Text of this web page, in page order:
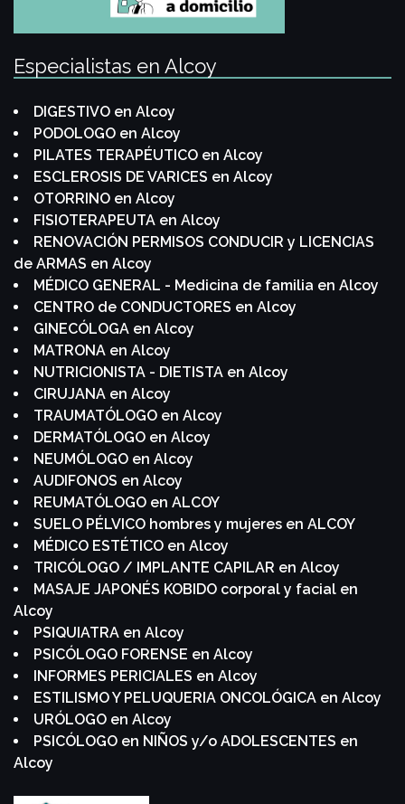
Especialistas en Alcoy
DIGESTIVO en Alcoy
PODOLOGO en Alcoy
PILATES TERAPÉUTICO en Alcoy
ESCLEROSIS DE VARICES en Alcoy
OTORRINO en Alcoy
FISIOTERAPEUTA en Alcoy
RENOVACIÓN PERMISOS CONDUCIR y LICENCIAS
de ARMAS en Alcoy
MÉDICO GENERAL - Medicina de familia en Alcoy
CENTRO de CONDUCTORES en Alcoy
GINECÓLOGA en Alcoy
MATRONA en Alcoy
NUTRICIONISTA - DIETISTA en Alcoy
CIRUJANA en Alcoy
TRAUMATÓLOGO en Alcoy
DERMATÓLOGO en Alcoy
NEUMÓLOGO en Alcoy
AUDIFONOS en Alcoy
REUMATÓLOGO en ALCOY
SUELO PÉLVICO hombres y mujeres en ALCOY
MÉDICO ESTÉTICO en Alcoy
TRICÓLOGO / IMPLANTE CAPILAR en Alcoy
MASAJE JAPONÉS KOBIDO corporal y facial en
Alcoy
PSIQUIATRA en Alcoy
PSICÓLOGO FORENSE en Alcoy
INFORMES PERICIALES en Alcoy
ESTILISMO Y PELUQUERIA ONCOLÓGICA en Alcoy
URÓLOGO en Alcoy
PSICÓLOGO en NIÑOS y/o ADOLESCENTES en
Alcoy